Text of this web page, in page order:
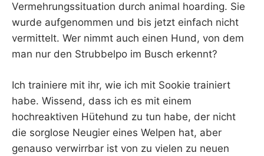
Vermehrungssituation durch animal hoarding. Sie
wurde aufgenommen und bis jetzt einfach nicht
vermittelt. Wer nimmt auch einen Hund, von dem
man nur den Strubbelpo im Busch erkennt?
Ich trainiere mit ihr, wie ich mit Sookie trainiert
habe. Wissend, dass ich es mit einem
hochreaktiven Hütehund zu tun habe, der nicht
die sorglose Neugier eines Welpen hat, aber
genauso verwirrbar ist von zu vielen zu neuen